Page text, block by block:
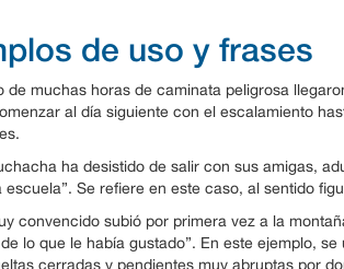
de uso y frases
de muchas horas de caminata peligrosa
al día siguiente con el escalamiento
ha desistido de salir con sus amigas,
escuela”. Se refiere en este caso, al sentido
convencido subió por primera vez a la
lo que le había gustado”. En este ejemplo,
cerradas y pendientes muy abruptas por